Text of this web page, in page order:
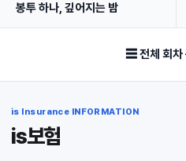
봉투 하나, 깊어지는 밤
☰ 전체 회차
is Insurance INFORMATION
is보험